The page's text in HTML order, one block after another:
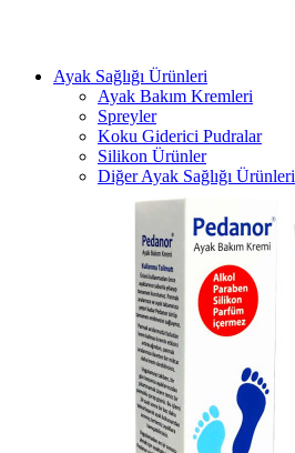
Ayak Sağlığı Ürünleri
Ayak Bakım Kremleri
Spreyler
Koku Giderici Pudralar
Silikon Ürünler
Diğer Ayak Sağlığı Ürünleri